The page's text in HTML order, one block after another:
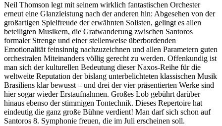
Neil Thomson legt mit seinem wirklich fantastischen Orchester
erneut eine Glanzleistung nach der anderen hin: Abgesehen von der
großartigen Spielfreude der erwähnten Solisten, gelingt es allen
beteiligten Musikern, die Gratwanderung zwischen Santoros
formaler Strenge und einer stellenweise überbordenden
Emotionalität feinsinnig nachzuzeichnen und allen Parametern guten
orchestralen Miteinanders völlig gerecht zu werden. Offenkundig ist
man sich der kulturellen Bedeutung dieser Naxos-Reihe für die
weltweite Reputation der bislang unterbelichteten klassischen Musik
Brasiliens klar bewusst – und drei der vier präsentierten Werke sind
hier sogar wieder Erstaufnahmen. Großes Lob gebührt darüber
hinaus ebenso der stimmigen Tontechnik. Dieses Repertoire hat
eindeutig die ganz große Bühne verdient! Man darf sich schon auf
Santoros 8. Symphonie freuen, die im Juli erscheinen soll.